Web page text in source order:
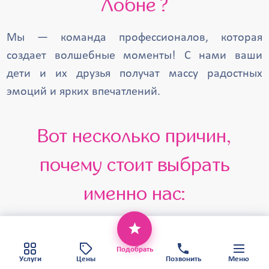
Щербинка
Черноголовка
Хотьково
Фрязино
Троицк
Талдом
Старая Купавна
Солнечногорск
Щёлково
Лобне ?
Мы — команда профессионалов, которая
создает волшебные моменты! С нами ваши
дети и их друзья получат массу радостных
эмоций и ярких впечатлений.
Вот несколько причин,
почему стоит выбрать
именно нас:
Опыт: Мы провели более 5000
мероприятий, что говорит о нашем
Этот веб-сайт использует файлы cookie,
чтобы обеспечить вам наилучший сервис.
Политика конфиденциальности
Карта сайта
Хорошо
Услуги Цены
Подобрать
Позвонить
Меню